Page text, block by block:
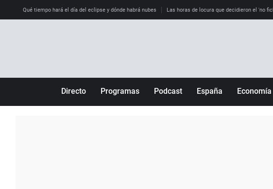
Qué tiempo hará el día del eclipse y dónde habrá nubes Las horas de locura que decidieron el 'no
Directo Programas Podcast España Economía